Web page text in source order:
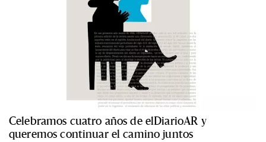
Celebramos cuatro años de elDiarioAR y
queremos continuar el camino juntos